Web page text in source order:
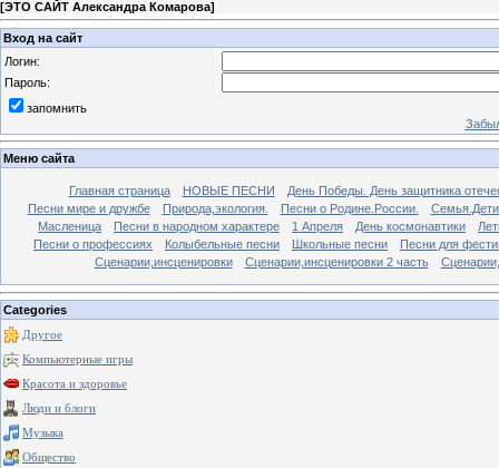
[ЭТО САЙТ Александра Комарова]
Вход на сайт
Логин:
Пароль:
запомнить
Меню сайта
Главная страница НОВЫЕ ПЕСНИ
День Победы. День защитника
Песни мире и дружбе
Природа,экология. Песни о Родине.России.
Масленица
Песни в народном характере 1 Апреля День космонавтики
Песни о профессиях
Колыбельные песни Школьные песни
Песни для
Сценарии,инсценировки
Сценарии,инсценировки 2 часть
Categories
Другое
Компьютерные игры
Красота и здоровье
Люди и блоги
Музыка
Общество